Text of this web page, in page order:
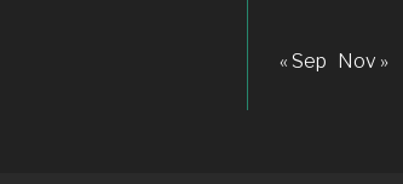
« Sep Nov »